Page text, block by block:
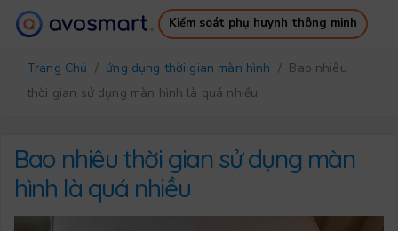
Kiểm soát phụ huynh thông minh
Cách nó hoạt động
Bảng giá
Tải xuống
Hỗ trợ
Đăng nhập
Đăng ký
Trang Chủ / ứng dụng thời gian màn hình / Bao nhiêu
thời gian sử dụng màn hình là quá nhiều
Bao nhiêu thời gian sử dụng màn
hình là quá nhiều